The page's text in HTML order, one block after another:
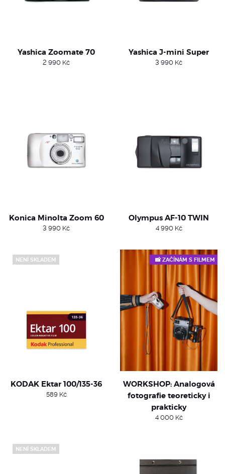
Yashica Zoomate 70
2 990 Kč
Yashica J-mini Super
3 990 Kč
Konica Minolta Zoom 60
3 990 Kč
Olympus AF-10 TWIN
4 990 Kč
NENÍ SKLADEM
KODAK Ektar 100/135-36
589 Kč
📸 ZAČÍNÁM S FILMEM
WORKSHOP: Analogová
fotografie teoreticky i
prakticky
4 000 Kč
NENÍ SKLADEM